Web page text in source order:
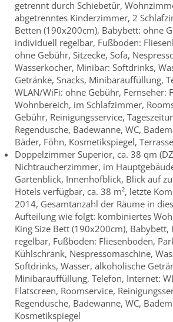
getrennt durch Schiebetür,
abgetrenntes Kinderzimmer, 2
Betten (190x200cm), Babybett: ohne
individuell regelbar, Fußboden:
ohne Gebühr, Sitzecke, Sofa,
Wasserkocher, Minibar: Softdrinks,
Getränke, Snacks, Minibarauffüllung,
WLAN/WiFi: ohne Gebühr, Fernseher:
Wohnbereich, im Schlafzimmer,
Gebühr, Reinigungsservice,
Regendusche, Badewanne, WC,
Bäder, Föhn, Kosmetikspiegel,
Doppelzimmer Superior, ca. 38 qm
Nichtraucherzimmer, im
Gartenblick, Innenhofblick, Blick auf
Hotels verfügbar, ca. 38 m², letzte
2014, Gesamtanzahl der Räume in
Aufteilung wie folgt: kombiniertes
King Size Bett (190x200cm),
regelbar, Fußboden: Fliesenboden,
Kühlschrank, Nespressomaschine,
Softdrinks, Wasser, alkoholische
Minibarauffüllung, Telefon, Internet:
Flatscreen, Roomservice,
Regendusche, Badewanne, WC,
Kosmetikspiegel